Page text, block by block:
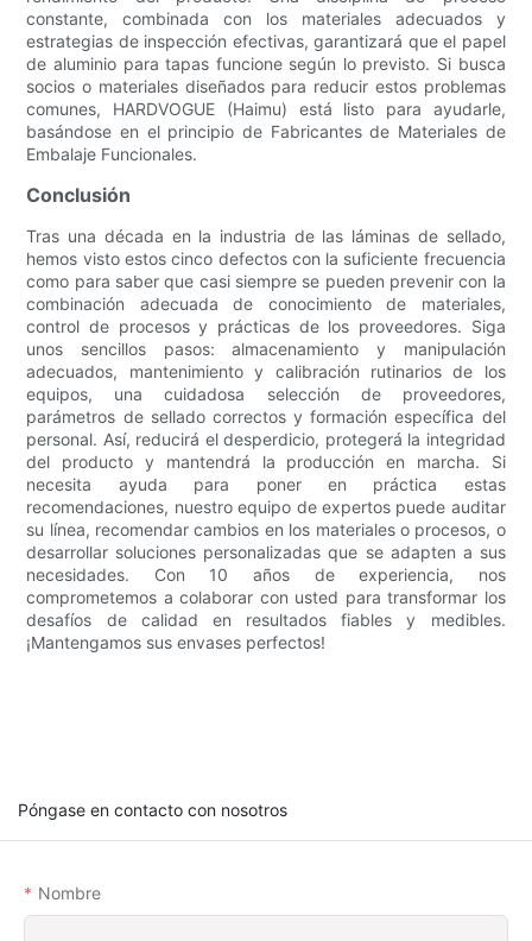
constante, combinada con los materiales adecuados y
estrategias de inspección efectivas, garantizará que el papel
de aluminio para tapas funcione según lo previsto. Si busca
socios o materiales diseñados para reducir estos problemas
comunes, HARDVOGUE (Haimu) está listo para ayudarle,
basándose en el principio de Fabricantes de Materiales de
Embalaje Funcionales.
Conclusión
Tras una década en la industria de las láminas de sellado,
hemos visto estos cinco defectos con la suficiente frecuencia
como para saber que casi siempre se pueden prevenir con la
combinación adecuada de conocimiento de materiales,
control de procesos y prácticas de los proveedores. Siga
unos sencillos pasos: almacenamiento y manipulación
adecuados, mantenimiento y calibración rutinarios de los
equipos, una cuidadosa selección de proveedores,
parámetros de sellado correctos y formación específica del
personal. Así, reducirá el desperdicio, protegerá la integridad
del producto y mantendrá la producción en marcha. Si
necesita ayuda para poner en práctica estas
recomendaciones, nuestro equipo de expertos puede auditar
su línea, recomendar cambios en los materiales o procesos, o
desarrollar soluciones personalizadas que se adapten a sus
necesidades. Con 10 años de experiencia, nos
comprometemos a colaborar con usted para transformar los
desafíos de calidad en resultados fiables y medibles.
¡Mantengamos sus envases perfectos!
Póngase en contacto con nosotros
Nombre